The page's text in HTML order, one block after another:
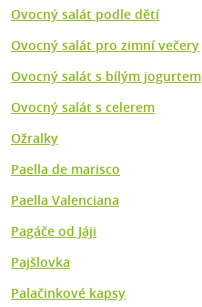
Ovocný salát podle dětí
Ovocný salát pro zimní večery
Ovocný salát s bílým jogurtem
Ovocný salát s celerem
Ožralky
Paella de marisco
Paella Valenciana
Pagáče od Jáji
Pajšlovka
Palačinkové kapsy